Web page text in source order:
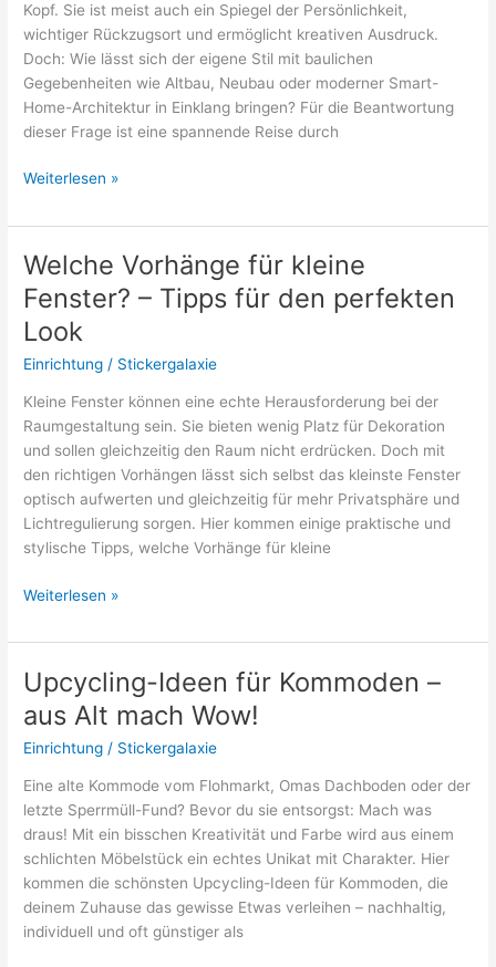
Kopf. Sie ist meist auch ein Spiegel der Persönlichkeit,
wichtiger Rückzugsort und ermöglicht kreativen Ausdruck.
Doch: Wie lässt sich der eigene Stil mit baulichen
Gegebenheiten wie Altbau, Neubau oder moderner Smart-
Home-Architektur in Einklang bringen? Für die Beantwortung
dieser Frage ist eine spannende Reise durch
Von
bis
Home:
Was
passt
deinem
Wohnstil?
Weiterlesen »
Welche Vorhänge für kleine
Fenster? – Tipps für den perfekten
Look
Einrichtung / Stickergalaxie
Kleine Fenster können eine echte Herausforderung bei der
Raumgestaltung sein. Sie bieten wenig Platz für Dekoration
und sollen gleichzeitig den Raum nicht erdrücken. Doch mit
den richtigen Vorhängen lässt sich selbst das kleinste Fenster
optisch aufwerten und gleichzeitig für mehr Privatsphäre und
Lichtregulierung sorgen. Hier kommen einige praktische und
stylische Tipps, welche Vorhänge für kleine
Welche
für
Fenster?
–
Tipps
den
perfekten
Look
Weiterlesen »
Upcycling-Ideen für Kommoden –
aus Alt mach Wow!
Einrichtung / Stickergalaxie
Eine alte Kommode vom Flohmarkt, Omas Dachboden oder der
letzte Sperrmüll-Fund? Bevor du sie entsorgst: Mach was
draus! Mit ein bisschen Kreativität und Farbe wird aus einem
schlichten Möbelstück ein echtes Unikat mit Charakter. Hier
kommen die schönsten Upcycling-Ideen für Kommoden, die
deinem Zuhause das gewisse Etwas verleihen – nachhaltig,
individuell und oft günstiger als